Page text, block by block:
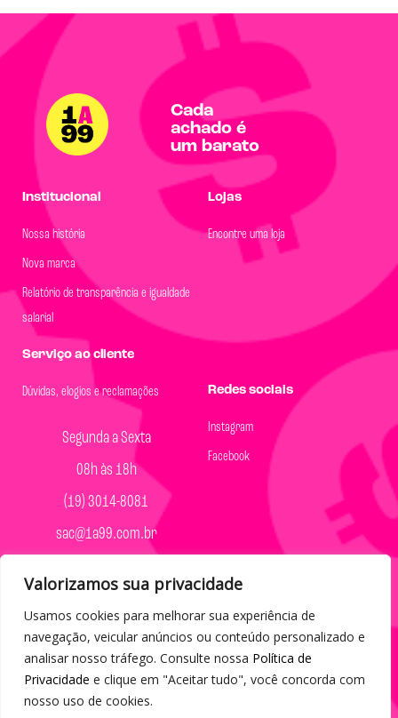
Valorizamos sua privacidade
Usamos cookies para melhorar sua experiência de
navegação, veicular anúncios ou conteúdo personalizado e
analisar nosso tráfego. Consulte nossa Política de
Privacidade e clique em "Aceitar tudo", você concorda com
nosso uso de cookies.
Cada
achado é
um barato
Institucional
Nossa história
Nova marca
Relatório de transparência e igualdade
salarial
Lojas
Encontre uma loja
Serviço ao cliente
Dúvidas, elogios e reclamações
Segunda a Sexta
08h às 18h
(19) 3014-8081
sac@1a99.com.br
Redes sociais
Instagram
Facebook
Formas de pagamento
Dinheiro e Pix
© 2023 por Agência Maples. Loja 1A99 Cada achado é um barato